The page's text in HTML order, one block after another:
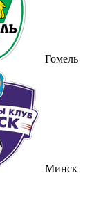
Гомель
Минск